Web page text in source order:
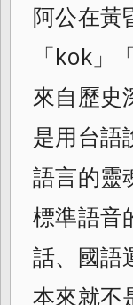
阿公在黃
「kok」
來自歷史
是用台語
語言的靈
標準語音
話、國語
本來就不